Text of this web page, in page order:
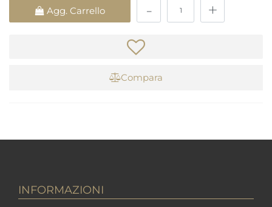
Agg. Carrello
Compara
INFORMAZIONI